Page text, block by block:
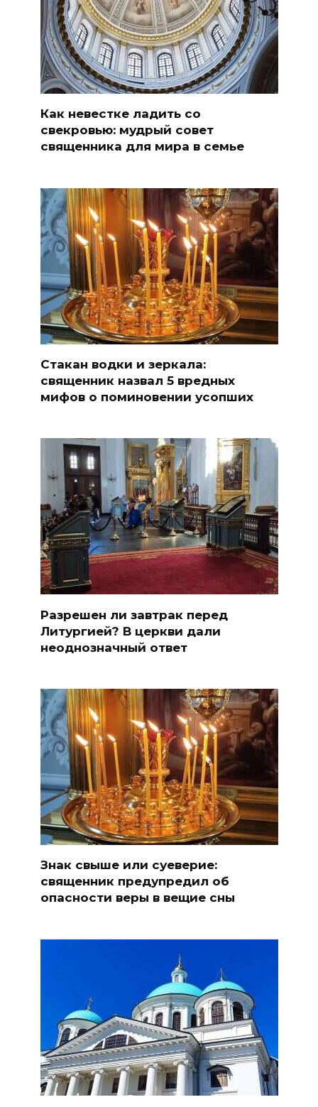
Как невестке ладить со
свекровью: мудрый совет
священника для мира в семье
Стакан водки и зеркала:
священник назвал 5 вредных
мифов о поминовении усопших
Разрешен ли завтрак перед
Литургией? В церкви дали
неоднозначный ответ
Знак свыше или суеверие:
священник предупредил об
опасности веры в вещие сны